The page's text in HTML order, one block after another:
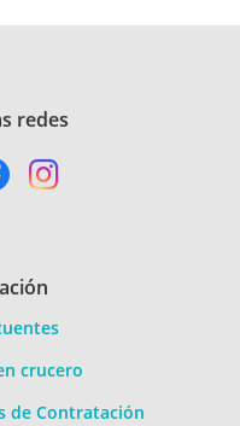
redes
crucero
de Contratación